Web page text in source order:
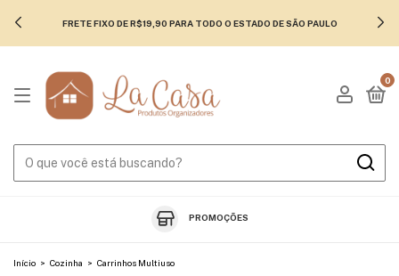
FRETE FIXO DE R$19,90 PARA TODO O ESTADO DE SÃO PAULO
0
PROMOÇÕES
Início > Cozinha > Carrinhos Multiuso